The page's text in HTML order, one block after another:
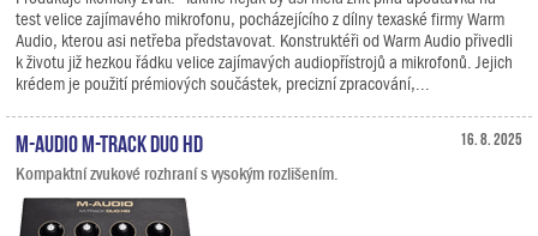
test velice zajímavého mikrofonu, pocházejícího z dílny texaské firmy Warm
Audio, kterou asi netřeba představovat. Konstruktéři od Warm Audio přivedli
k životu již hezkou řádku velice zajímavých audiopřístrojů a mikrofonů. Jejich
krédem je použití prémiových součástek, precizní zpracování,...
16. 8. 2025
M-Audio M-Track Duo HD
Kompaktní zvukové rozhraní s vysokým rozlišením.